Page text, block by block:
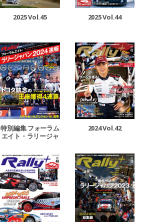
2025 Vol.45 2025 Vol.44
特別編集 フォーラム
エイト・ラリージャ
パン 2024 速報
2024 Vol.42